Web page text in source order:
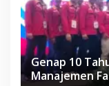
Genap 10
Manajemen